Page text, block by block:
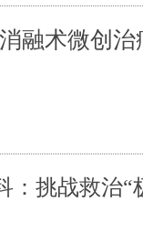
融术微创治
：挑战救治“